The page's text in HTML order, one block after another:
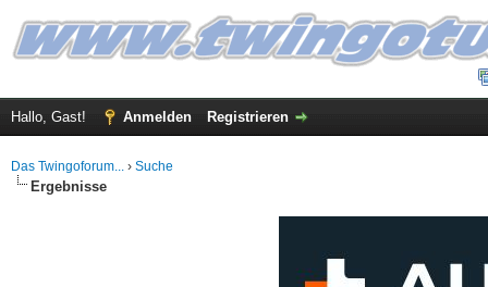
Hallo, Gast! Anmelden Registrieren
Das Twingoforum... › Suche
Ergebnisse